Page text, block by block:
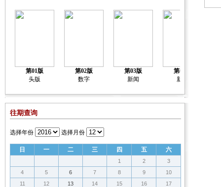
第01版
头版
第02版
数字
第03版
新闻
第04版
新闻
往期查询
选择年份 选择月份
日 一 二 三 四 五 六
1 2
3
4
5 6 7 8 9
10
11
12 13 14 15 16
17